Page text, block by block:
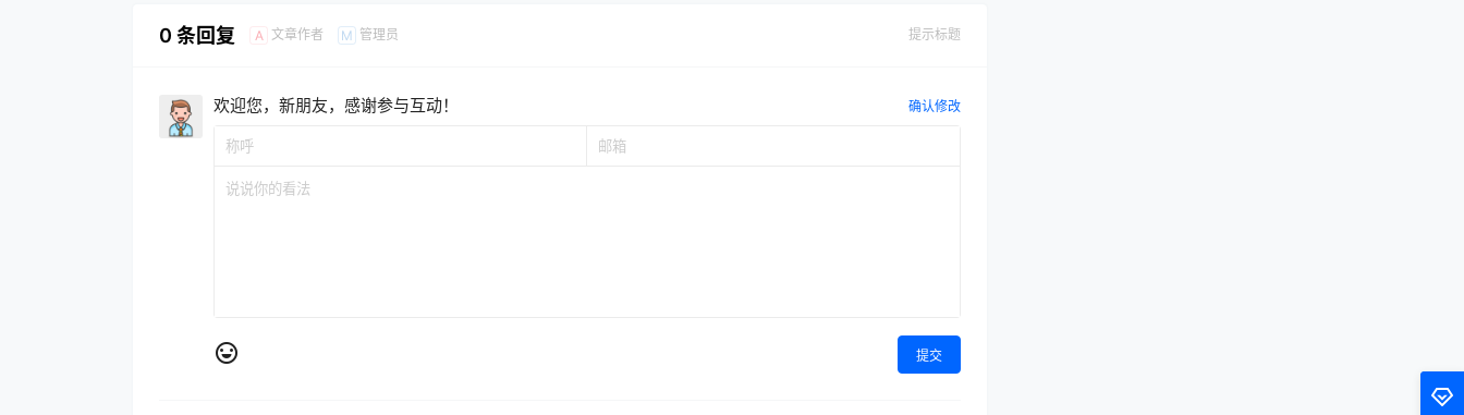
0 条回复 A 文章作者 M 管理员 提示标题
欢迎您，新朋友，感谢参与互动！ 确认修改
提交